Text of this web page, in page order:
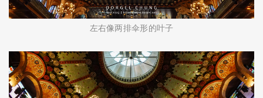
左右像两排伞形的叶子